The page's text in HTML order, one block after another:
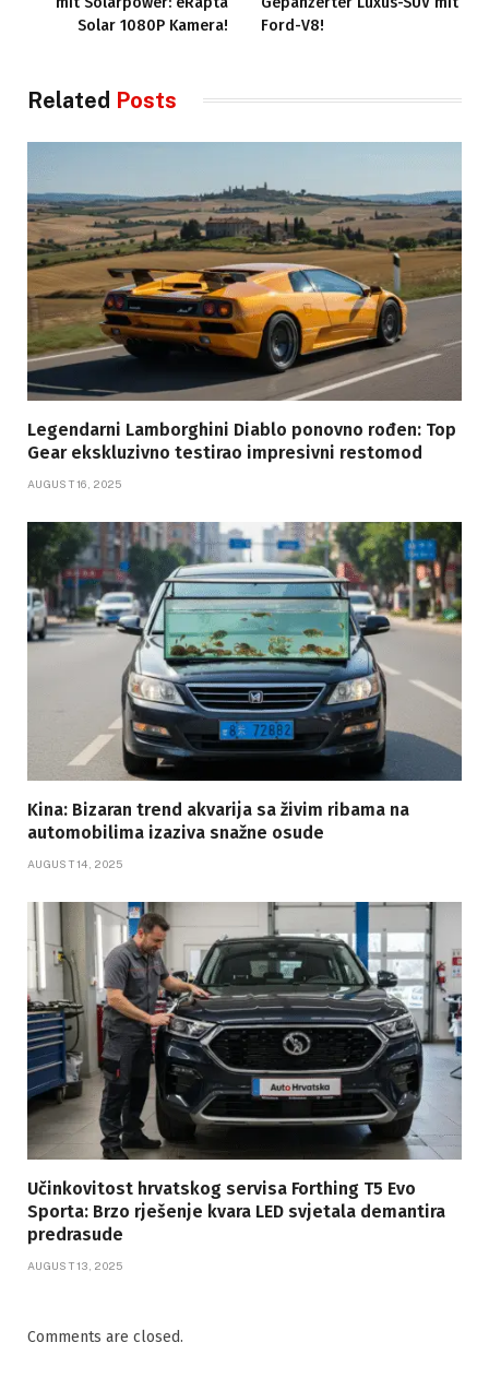
Solar 1080P Kamera!
Ford-V8!
Related Posts
Legendarni Lamborghini Diablo ponovno rođen: Top
Gear ekskluzivno testirao impresivni restomod
AUGUST 16, 2025
Kina: Bizaran trend akvarija sa živim ribama na
automobilima izaziva snažne osude
AUGUST 14, 2025
Učinkovitost hrvatskog servisa Forthing T5 Evo
Sporta: Brzo rješenje kvara LED svjetala demantira
predrasude
AUGUST 13, 2025
Comments are closed.